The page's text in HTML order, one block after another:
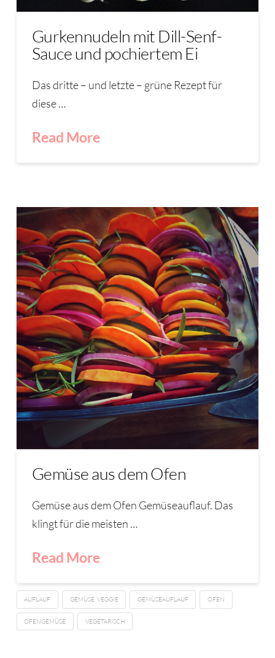
Gurkennudeln mit Dill-Senf-
Sauce und pochiertem Ei
Das dritte – und letzte – grüne Rezept für
diese …
Read More
Gemüse aus dem Ofen
Gemüse aus dem Ofen Gemüseauflauf. Das
klingt für die meisten …
Read More
AUFLAUF GEMÜSE. VEGGIE GEMÜSEAUFLAUF OFEN
OFENGEMÜSE VEGETARISCH